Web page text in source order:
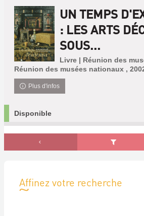
UN TEMPS
: LES ARTS
SOUS...
Livre | Réunion des
Réunion des musées nationaux ,
Plus d'infos
Disponible
Affinez votre recherche